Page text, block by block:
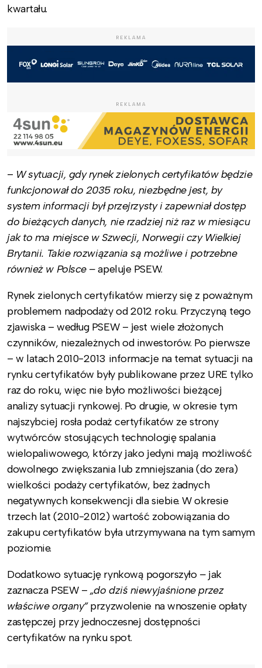
kwartału.
REKLAMA
REKLAMA
– W sytuacji, gdy rynek zielonych certyfikatów będzie
funkcjonował do 2035 roku, niezbędne jest, by
system informacji był przejrzysty i zapewniał dostęp
do bieżących danych, nie rzadziej niż raz w miesiącu
jak to ma miejsce w Szwecji, Norwegii czy Wielkiej
Brytanii. Takie rozwiązania są możliwe i potrzebne
również w Polsce –apeluje PSEW.
Rynek zielonych certyfikatów mierzy się z poważnym
problemem nadpodaży od 2012 roku. Przyczyną tego
zjawiska – według PSEW – jest wiele złożonych
czynników, niezależnych od inwestorów. Po pierwsze
– w latach 2010-2013 informacje na temat sytuacji na
rynku certyfikatów były publikowane przez URE tylko
raz do roku, więc nie było możliwości bieżącej
analizy sytuacji rynkowej. Po drugie, w okresie tym
najszybciej rosła podaż certyfikatów ze strony
wytwórców stosujących technologię spalania
wielopaliwowego, którzy jako jedyni mają możliwość
dowolnego zwiększania lub zmniejszania (do zera)
wielkości podaży certyfikatów, bez żadnych
negatywnych konsekwencji dla siebie. W okresie
trzech lat (2010-2012) wartość zobowiązania do
zakupu certyfikatów była utrzymywana na tym samym
poziomie.
Dodatkowo sytuację rynkową pogorszyło –jak
zaznacza PSEW – „do dziś niewyjaśnione przez
właściwe organy”przyzwolenie na wnoszenie opłaty
zastępczej przy jednoczesnej dostępności
certyfikatów na rynku spot.